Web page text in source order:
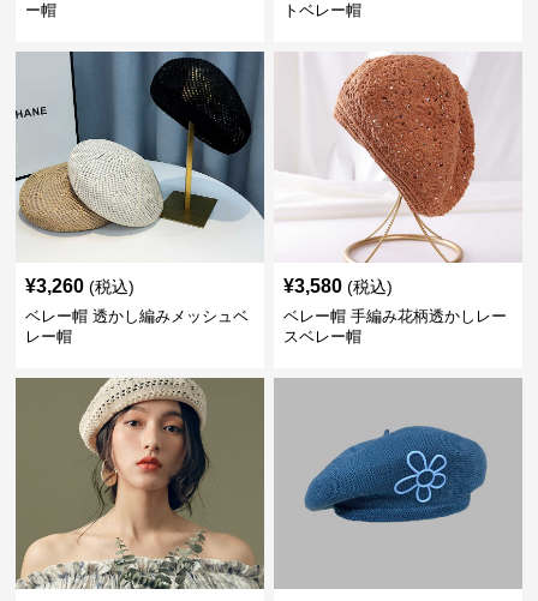
ー帽
トベレー帽
¥3,260 (税込)
ベレー帽 透かし編みメッシュベ
レー帽
¥3,580 (税込)
ベレー帽 手編み花柄透かしレー
スベレー帽